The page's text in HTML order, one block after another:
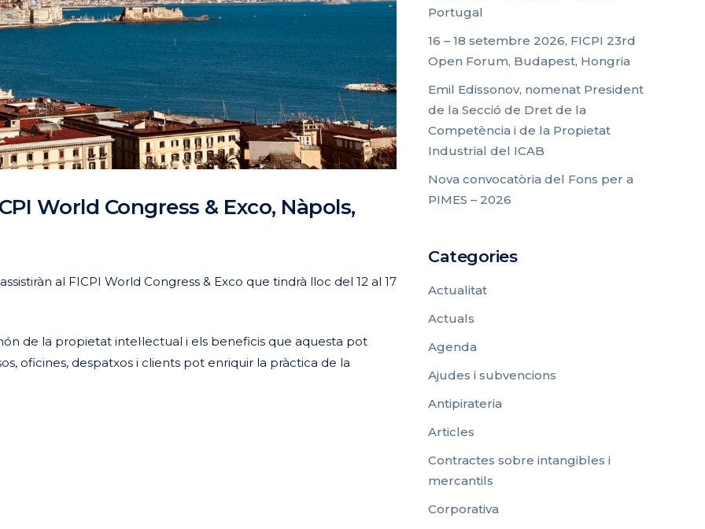
World Congress & Exco, Nàpols,
al FICPI World Congress & Exco que tindrà lloc del 12 al 17
de la propietat intel·lectual i els beneficis que aquesta pot
oficines, despatxos i clients pot enriquir la pràctica de la
Portugal
16 – 18 setembre 2026, FICPI 23rd
Open Forum, Budapest, Hongria
Emil Edissonov, nomenat President
de la Secció de Dret de la
Competència i de la Propietat
Industrial del ICAB
Nova convocatòria del Fons per a
PIMES – 2026
Categories
Actualitat
Actuals
Agenda
Ajudes i subvencions
Antipirateria
Articles
Contractes sobre intangibles i
mercantils
Corporativa